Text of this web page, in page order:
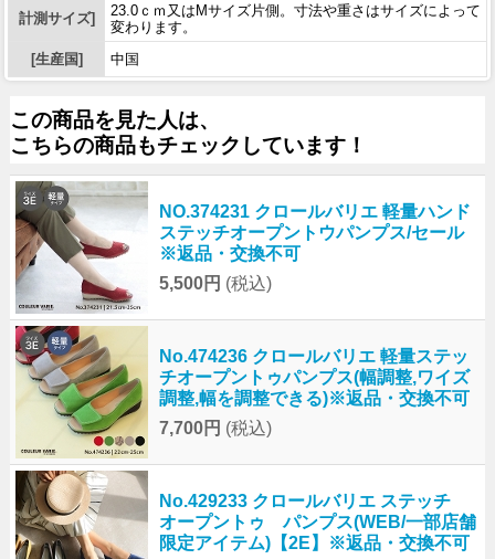
計測サイズ]
23.0ｃｍ又はMサイズ片側。寸法や重さはサイズによって
変わります。
[生産国]
中国
この商品を見た人は、
こちらの商品もチェックしています！
NO.374231 クロールバリエ 軽量ハンド
ステッチオープントウパンプス/セール
※返品・交換不可
5,500円 (税込)
No.474236 クロールバリエ 軽量ステッ
チオープントゥパンプス(幅調整,ワイズ
調整,幅を調整できる)※返品・交換不可
7,700円 (税込)
No.429233 クロールバリエ ステッチ
オープントゥ パンプス(WEB/一部店舗
限定アイテム)【2E】※返品・交換不可